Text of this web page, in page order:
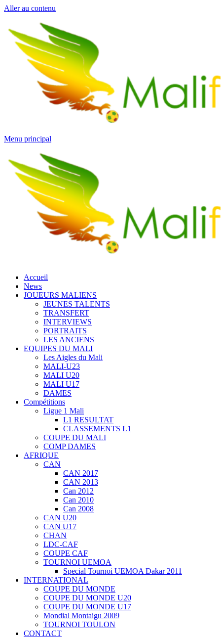
Aller au contenu
Menu principal
Accueil
News
JOUEURS MALIENS
JEUNES TALENTS
TRANSFERT
INTERVIEWS
PORTRAITS
LES ANCIENS
EQUIPES DU MALI
Les Aigles du Mali
MALI-U23
MALI U20
MALI U17
DAMES
Compétitions
Ligue 1 Mali
L1 RESULTAT
CLASSEMENTS L1
COUPE DU MALI
COMP DAMES
AFRIQUE
CAN
CAN 2017
CAN 2013
Can 2012
Can 2010
Can 2008
CAN U20
CAN U17
CHAN
LDC-CAF
COUPE CAF
TOURNOI UEMOA
Special Tournoi UEMOA Dakar 2011
INTERNATIONAL
COUPE DU MONDE
COUPE DU MONDE U20
COUPE DU MONDE U17
Mondial Montaigu 2009
TOURNOI TOULON
CONTACT